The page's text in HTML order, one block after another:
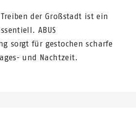
der Großstadt ist ein
ABUS
sorgt für gestochen scharfe
und Nachtzeit.